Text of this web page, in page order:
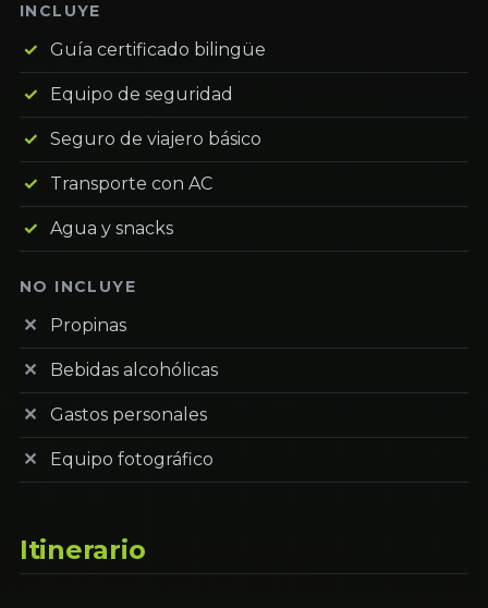
INCLUYE
Guía certificado bilingüe
Equipo de seguridad
Seguro de viajero básico
Transporte con AC
Agua y snacks
NO INCLUYE
Propinas
Bebidas alcohólicas
Gastos personales
Equipo fotográfico
Itinerario